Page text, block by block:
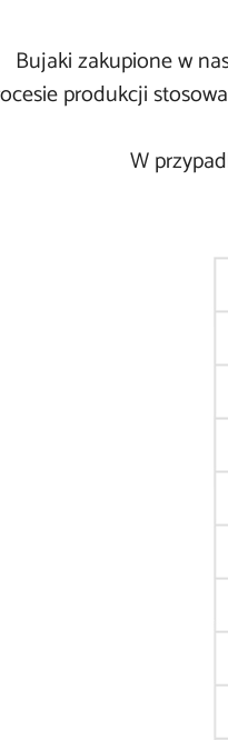
Bujaki zakupione w
produkcji
W